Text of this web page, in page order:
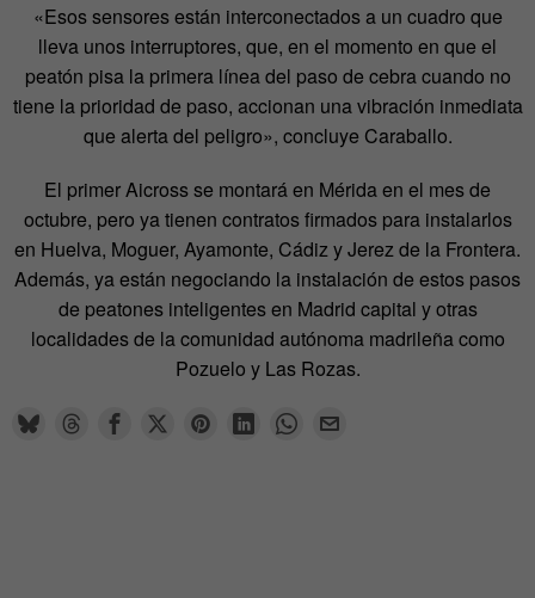
«Esos sensores están interconectados a un cuadro que
lleva unos interruptores, que, en el momento en que el
peatón pisa la primera línea del paso de cebra cuando no
tiene la prioridad de paso, accionan una vibración inmediata
que alerta del peligro», concluye Caraballo.
El primer Aicross se montará en Mérida en el mes de
octubre, pero ya tienen contratos firmados para instalarlos
en Huelva, Moguer, Ayamonte, Cádiz y Jerez de la Frontera.
Además, ya están negociando la instalación de estos pasos
de peatones inteligentes en Madrid capital y otras
localidades de la comunidad autónoma madrileña como
Pozuelo y Las Rozas.